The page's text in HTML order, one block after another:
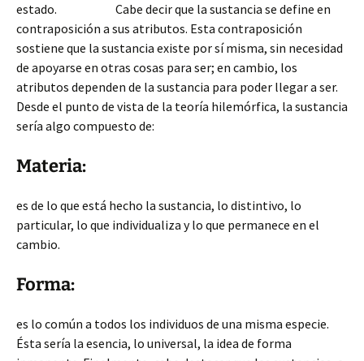
estado. Cabe decir que la sustancia se define en
contraposición a sus atributos. Esta contraposición
sostiene que la sustancia existe por sí misma, sin necesidad
de apoyarse en otras cosas para ser; en cambio, los
atributos dependen de la sustancia para poder llegar a ser.
Desde el punto de vista de la teoría hilemórfica, la sustancia
sería algo compuesto de:
Materia:
es de lo que está hecho la sustancia, lo distintivo, lo
particular, lo que individualiza y lo que permanece en el
cambio.
Forma:
es lo común a todos los individuos de una misma especie.
Ésta sería la esencia, lo universal, la idea de forma